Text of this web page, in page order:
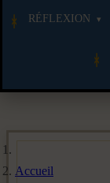
RÉFLEXION
Accueil